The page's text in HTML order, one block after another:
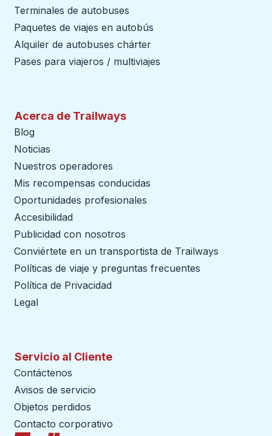
Terminales de autobuses
Paquetes de viajes en autobús
Alquiler de autobuses chárter
Pases para viajeros / multiviajes
Acerca de Trailways
Blog
Noticias
Nuestros operadores
Mis recompensas conducidas
Oportunidades profesionales
Accesibilidad
Publicidad con nosotros
Conviértete en un transportista de Trailways
Políticas de viaje y preguntas frecuentes
Política de Privacidad
Legal
Servicio al Cliente
Contáctenos
Avisos de servicio
Objetos perdidos
Contacto corporativo